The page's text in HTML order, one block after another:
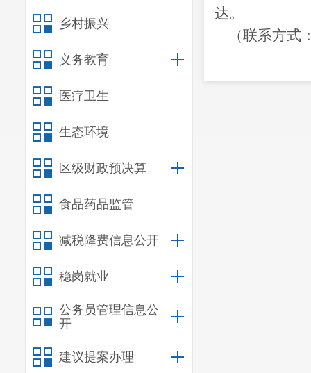
乡村振兴
义务教育
医疗卫生
生态环境
区级财政预决算
食品药品监管
减税降费信息公开
稳岗就业
公务员管理信息公
开
建议提案办理
达。
（联系方式
附件：呈人社监